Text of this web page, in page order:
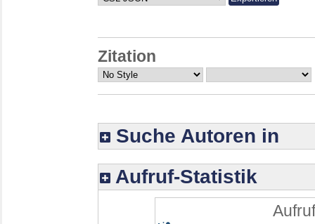
Zitation
Suche Autoren in
Aufruf-Statistik